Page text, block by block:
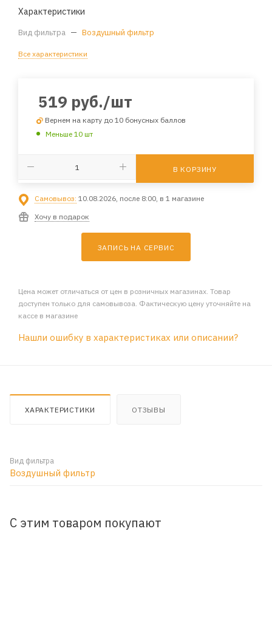
Характеристики
Вид фильтра — Воздушный фильтр
Все характеристики
519 руб./шт
Вернем на карту до 10 бонусных баллов
Меньше 10 шт
В КОРЗИНУ
Самовывоз: 10.08.2026, после 8:00, в 1 магазине
Хочу в подарок
ЗАПИСЬ НА СЕРВИС
Цена может отличаться от цен в розничных магазинах. Товар
доступен только для самовывоза. Фактическую цену уточняйте на
кассе в магазине
Нашли ошибку в характеристиках или описании?
ХАРАКТЕРИСТИКИ ОТЗЫВЫ
Вид фильтра
Воздушный фильтр
С этим товаром покупают